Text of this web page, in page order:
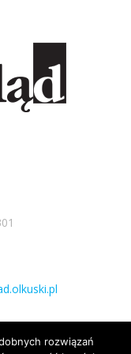
rozwiązań